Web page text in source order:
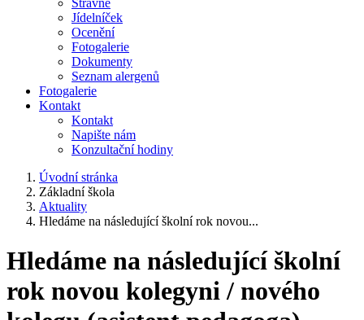
Stravné
Jídelníček
Ocenění
Fotogalerie
Dokumenty
Seznam alergenů
Fotogalerie
Kontakt
Kontakt
Napište nám
Konzultační hodiny
Úvodní stránka
Základní škola
Aktuality
Hledáme na následující školní rok novou...
Hledáme na následující školní
rok novou kolegyni / nového